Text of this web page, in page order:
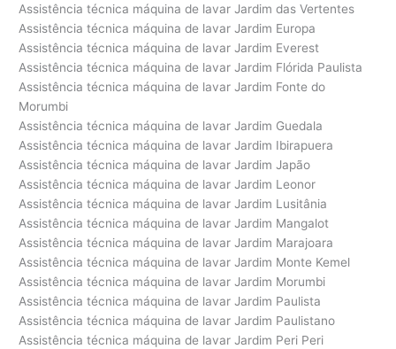
Assistência técnica máquina de lavar Jardim das Vertentes
Assistência técnica máquina de lavar Jardim Europa
Assistência técnica máquina de lavar Jardim Everest
Assistência técnica máquina de lavar Jardim Flórida Paulista
Assistência técnica máquina de lavar Jardim Fonte do
Morumbi
Assistência técnica máquina de lavar Jardim Guedala
Assistência técnica máquina de lavar Jardim Ibirapuera
Assistência técnica máquina de lavar Jardim Japão
Assistência técnica máquina de lavar Jardim Leonor
Assistência técnica máquina de lavar Jardim Lusitânia
Assistência técnica máquina de lavar Jardim Mangalot
Assistência técnica máquina de lavar Jardim Marajoara
Assistência técnica máquina de lavar Jardim Monte Kemel
Assistência técnica máquina de lavar Jardim Morumbi
Assistência técnica máquina de lavar Jardim Paulista
Assistência técnica máquina de lavar Jardim Paulistano
Assistência técnica máquina de lavar Jardim Peri Peri